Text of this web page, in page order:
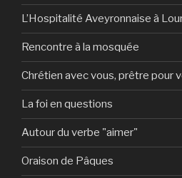
L’Hospitalité Aveyronnaise à
Rencontre à la mosquée
Chrétien avec vous, prêtre pour
La foi en questions
Autour du verbe "aimer"
Oraison de Pâques